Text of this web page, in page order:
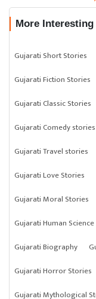
More
Gujarati Short Stories
Gujarati Fiction Stories
Gujarati Classic Stories
Gujarati Comedy stories
Gujarati Travel stories
Gujarati Love Stories
Gujarati Moral Stories
Gujarati Human Science
Gujarati Biography
Gujarati Horror Stories
Gujarati Mythological